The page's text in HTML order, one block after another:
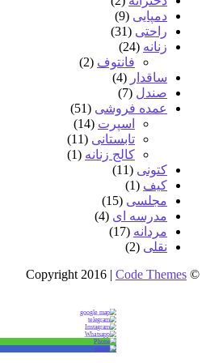
دمپایی (9)
راحتی (31)
زنانه (24)
فانتوف (2)
ساقدار (4)
صندل (7)
عمده فروشی (51)
اسپرت (14)
تابستانی (11)
کالج زنانه (1)
کتونی (11)
کیف (1)
مجلسی (15)
مدرسه ای (4)
مردانه (17)
نقلی (2)
© Copyright 2016 |
Code Themes